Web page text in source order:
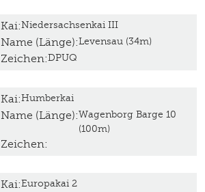
Kai:Niedersachsenkai III
Name (Länge):Levensau (34m)
Zeichen:DPUQ
Kai:Humberkai
Name (Länge):Wagenborg Barge 10
(100m)
Zeichen:
Kai:Europakai 2